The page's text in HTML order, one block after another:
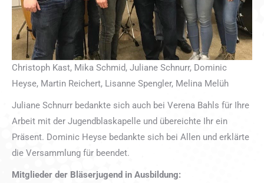
Christoph Kast, Mika Schmid, Juliane Schnurr, Dominic
Heyse, Martin Reichert, Lisanne Spengler, Melina Melüh
Juliane Schnurr bedankte sich auch bei Verena Bahls für Ihre
Arbeit mit der Jugendblaskapelle und übereichte Ihr ein
Präsent. Dominic Heyse bedankte sich bei Allen und erklärte
die Versammlung für beendet.
Mitglieder der Bläserjugend in Ausbildung: